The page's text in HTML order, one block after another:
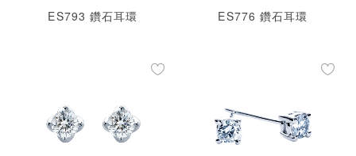
ES793 鑽石耳環 ES776 鑽石耳環